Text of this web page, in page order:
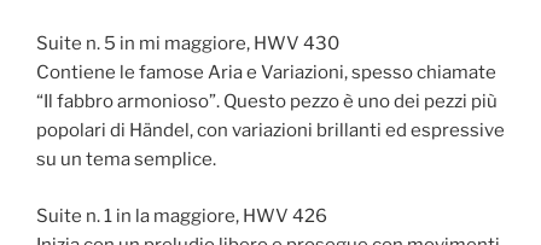
Suite n. 5 in mi maggiore, HWV 430
Contiene le famose Aria e Variazioni, spesso chiamate
“Il fabbro armonioso”. Questo pezzo è uno dei pezzi più
popolari di Händel, con variazioni brillanti ed espressive
su un tema semplice.
Suite n. 1 in la maggiore, HWV 426